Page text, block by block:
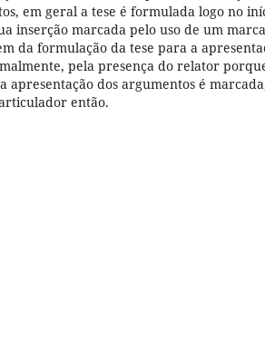
em geral a tese é formulada logo no
inserção marcada pelo uso de um
da formulação da tese para a
pela presença do relator
apresentação dos argumentos é
então.